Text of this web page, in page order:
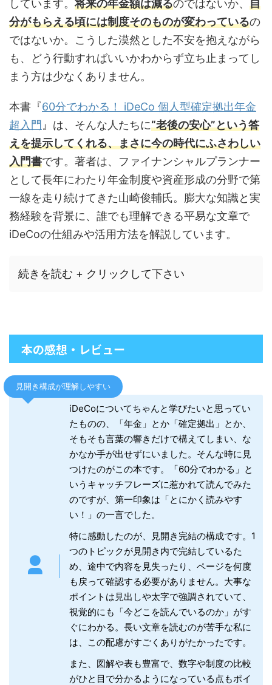
しています。 将来の年金額は減るのではないか、 自
分がもらえる頃には制度そのものが変わっているの
ではないか。こうした漠然とした不安を抱えながら
も、どう行動すればいいかわからず立ち止まってし
まう方は少なくありません。
本書『60分でわかる！ iDeCo 個人型確定拠出年金
超入門 』は、そんな人たちに“老後の安心”という答
えを提示してくれる、まさに今の時代にふさわしい
入門書です。著者は、ファイナンシャルプランナー
として長年にわたり年金制度や資産形成の分野で第
一線を走り続けてきた山崎俊輔氏。膨大な知識と実
務経験を背景に、誰でも理解できる平易な文章で
iDeCoの仕組みや活用方法を解説しています。
続きを読む + クリックして下さい
本の感想・レビュー
見開き構成が理解しやすい
iDeCoについてちゃんと学びたいと思ってい
たものの、「年金」とか「確定拠出」とか、
そもそも言葉の響きだけで構えてしまい、な
かなか手が出せずにいました。そんな時に見
つけたのがこの本です。「60分でわかる」と
いうキャッチフレーズに惹かれて読んでみた
のですが、第一印象は「とにかく読みやす
い！」の一言でした。
特に感動したのが、見開き完結の構成です。1
つのトピックが見開き内で完結しているた
め、途中で内容を見失ったり、ページを何度
も戻って確認する必要がありません。大事な
ポイントは見出しや太字で強調されていて、
視覚的にも「今どこを読んでいるのか」がす
ぐにわかる。長い文章を読むのが苦手な私に
は、この配慮がすごくありがたかったです。
また、図解や表も豊富で、数字や制度の比較
がひと目で分かるようになっている点もポイ